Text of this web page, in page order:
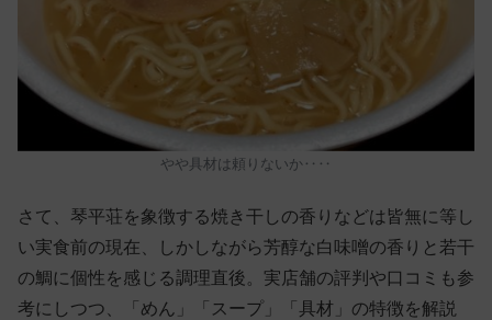
やや具材は頼りないか‥‥
さて、琴平荘を象徴する焼き干しの香りなどは皆無に等し
い実食前の現在、しかしながら芳醇な白味噌の香りと若干
の鯛に個性を感じる調理直後。実店舗の評判や口コミも参
考にしつつ、「めん」「スープ」「具材」の特徴を解説